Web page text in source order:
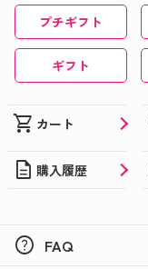
プチギフト
ギフト
shopping_cart カート
description 購入履歴
help FAQ